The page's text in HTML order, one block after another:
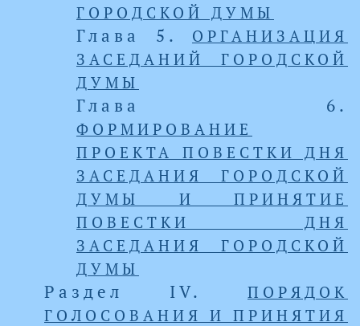
ГОРОДСКОЙ ДУМЫ
Глава 5.
ОРГАНИЗАЦИЯ
ЗАСЕДАНИЙ ГОРОДСКОЙ
ДУМЫ
Глава 6.
ФОРМИРОВАНИЕ
ПРОЕКТА ПОВЕСТКИ ДНЯ
ЗАСЕДАНИЯ ГОРОДСКОЙ
ДУМЫ И ПРИНЯТИЕ
ПОВЕСТКИ ДНЯ
ЗАСЕДАНИЯ ГОРОДСКОЙ
ДУМЫ
Раздел IV. ПОРЯДОК
ГОЛОСОВАНИЯ И ПРИНЯТИЯ